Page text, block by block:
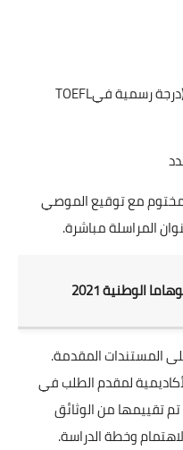
(درجة رسمية فيTOEFL
مع توقيع الموصي
المراسلة مباشرة.
الوطنية 2021
المستندات المقدمة.
لمقدم الطلب في
تم تقييمها من الوثائق
وخطة الدراسة.